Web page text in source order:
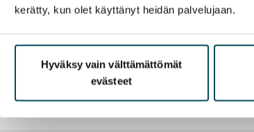
kerätty, kun olet käyttänyt heidän palvelujaan.
Hyväksy vain välttämättömät
evästeet